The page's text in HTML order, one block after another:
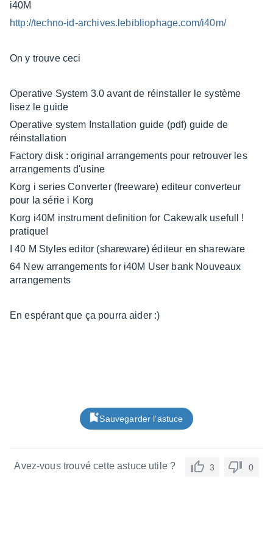
i40M
http://techno-id-archives.lebibliophage.com/i40m/
On y trouve ceci
Operative System 3.0 avant de réinstaller le système
lisez le guide
Operative system Installation guide (pdf) guide de
réinstallation
Factory disk : original arrangements pour retrouver les
arrangements d'usine
Korg i series Converter (freeware) editeur converteur
pour la série i Korg
Korg i40M instrument definition for Cakewalk usefull !
pratique!
I 40 M Styles editor (shareware) éditeur en shareware
64 New arrangements for i40M User bank Nouveaux
arrangements
En espérant que ça pourra aider :)
Sauvegarder l’astuce
Avez-vous trouvé cette astuce utile ? 3 0